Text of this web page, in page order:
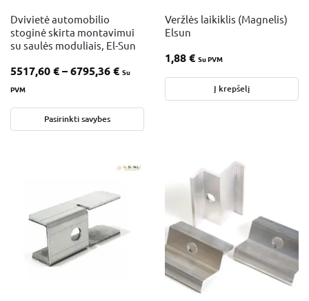
Dvivietė automobilio
stoginė skirta montavimui
su saulės moduliais, El-Sun
5517,60€–6795,36€ Su
PVM
Pasirinkti savybes
Veržlės laikiklis (Magnelis)
Elsun
1,88€ Su PVM
Į krepšelį